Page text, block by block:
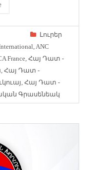
Լուրեր
,ANC
France,Հայ Դատ -
,Հայ Դատ -
,Հայ Դատ -
Գրասենեակ